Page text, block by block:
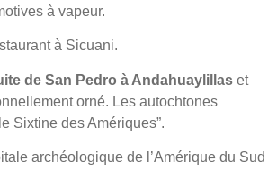
à vapeur.
à Sicuani.
de San Pedro à Andahuaylillas et
orné. Les autochtones
Sixtine des Amériques”.
archéologique de l’Amérique du Sud